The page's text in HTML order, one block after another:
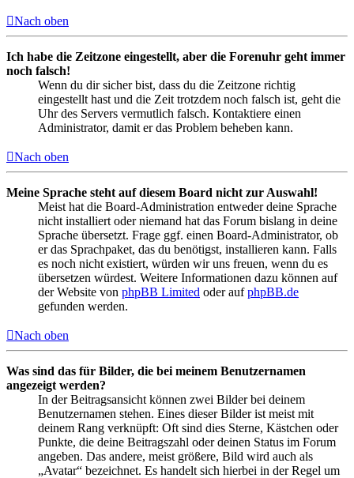
Nach oben
Ich habe die Zeitzone eingestellt, aber die Forenuhr geht immer
noch falsch!
Wenn du dir sicher bist, dass du die Zeitzone richtig
eingestellt hast und die Zeit trotzdem noch falsch ist, geht die
Uhr des Servers vermutlich falsch. Kontaktiere einen
Administrator, damit er das Problem beheben kann.
Nach oben
Meine Sprache steht auf diesem Board nicht zur Auswahl!
Meist hat die Board-Administration entweder deine Sprache
nicht installiert oder niemand hat das Forum bislang in deine
Sprache übersetzt. Frage ggf. einen Board-Administrator, ob
er das Sprachpaket, das du benötigst, installieren kann. Falls
es noch nicht existiert, würden wir uns freuen, wenn du es
übersetzen würdest. Weitere Informationen dazu können auf
der Website von phpBB Limited oder aufphpBB.de
gefunden werden.
Nach oben
Was sind das für Bilder, die bei meinem Benutzernamen
angezeigt werden?
In der Beitragsansicht können zwei Bilder bei deinem
Benutzernamen stehen. Eines dieser Bilder ist meist mit
deinem Rang verknüpft: Oft sind dies Sterne, Kästchen oder
Punkte, die deine Beitragszahl oder deinen Status im Forum
angeben. Das andere, meist größere, Bild wird auch als
„Avatar“ bezeichnet. Es handelt sich hierbei in der Regel um